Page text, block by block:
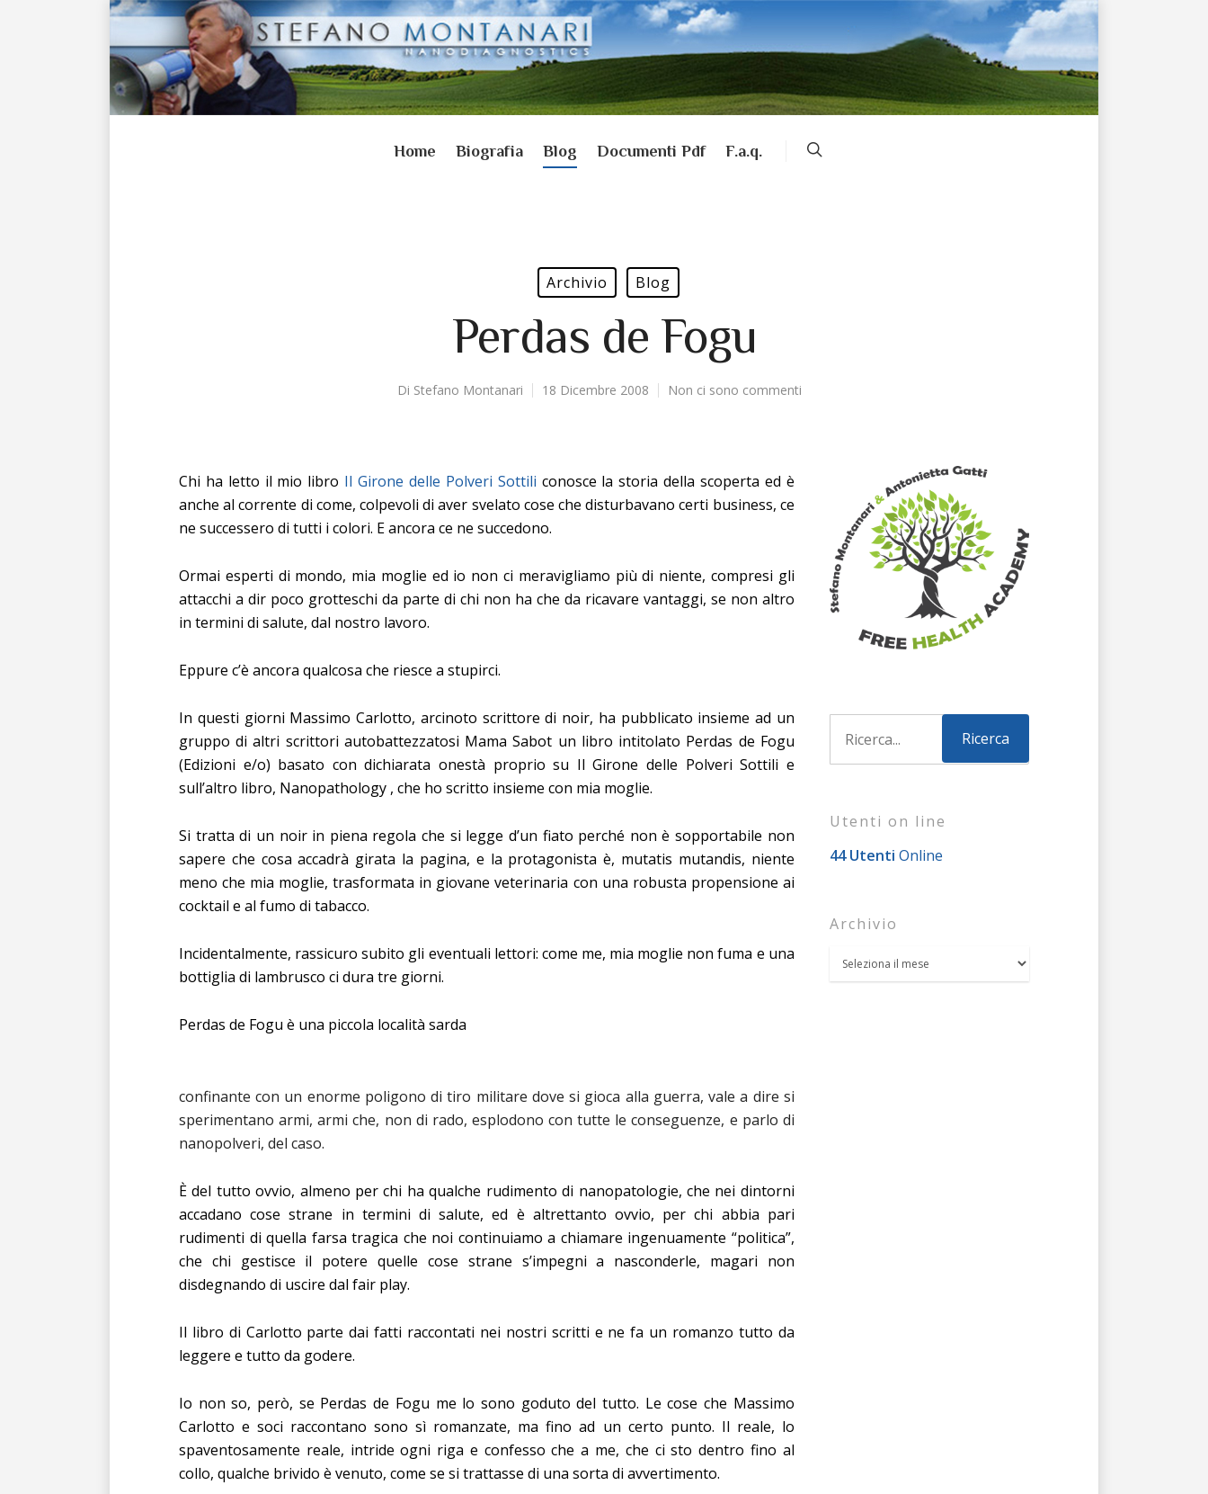
Home Biografia Blog Documenti Pdf F.a.q.
Archivio Blog
Perdas de Fogu
Di Stefano Montanari 18 Dicembre 2008 Non ci sono commenti
Chi ha letto il mio libro Il Girone delle Polveri Sottili conosce la storia della scoperta ed è
anche al corrente di come, colpevoli di aver svelato cose che disturbavano certi business, ce
ne successero di tutti i colori. E ancora ce ne succedono.
Ormai esperti di mondo, mia moglie ed io non ci meravigliamo più di niente, compresi gli
attacchi a dir poco grotteschi da parte di chi non ha che da ricavare vantaggi, se non altro
in termini di salute, dal nostro lavoro.
Eppure c’è ancora qualcosa che riesce a stupirci.
In questi giorni Massimo Carlotto, arcinoto scrittore di noir, ha pubblicato insieme ad un
gruppo di altri scrittori autobattezzatosi Mama Sabot un libro intitolato Perdas de Fogu
(Edizioni e/o) basato con dichiarata onestà proprio su Il Girone delle Polveri Sottili e
sull’altro libro, Nanopathology , che ho scritto insieme con mia moglie.
Si tratta di un noir in piena regola che si legge d’un fiato perché non è sopportabile non
sapere che cosa accadrà girata la pagina, e la protagonista è, mutatis mutandis, niente
meno che mia moglie, trasformata in giovane veterinaria con una robusta propensione ai
cocktail e al fumo di tabacco.
Incidentalmente, rassicuro subito gli eventuali lettori: come me, mia moglie non fuma e una
bottiglia di lambrusco ci dura tre giorni.
Perdas de Fogu è una piccola località sarda
confinante con un enorme poligono di tiro militare dove si gioca alla guerra, vale a dire si
sperimentano armi, armi che, non di rado, esplodono con tutte le conseguenze, e parlo di
nanopolveri, del caso.
È del tutto ovvio, almeno per chi ha qualche rudimento di nanopatologie, che nei dintorni
accadano cose strane in termini di salute, ed è altrettanto ovvio, per chi abbia pari
rudimenti di quella farsa tragica che noi continuiamo a chiamare ingenuamente “politica”,
che chi gestisce il potere quelle cose strane s’impegni a nasconderle, magari non
disdegnando di uscire dal fair play.
Il libro di Carlotto parte dai fatti raccontati nei nostri scritti e ne fa un romanzo tutto da
leggere e tutto da godere.
Io non so, però, se Perdas de Fogu me lo sono goduto del tutto. Le cose che Massimo
Carlotto e soci raccontano sono sì romanzate, ma fino ad un certo punto. Il reale, lo
spaventosamente reale, intride ogni riga e confesso che a me, che ci sto dentro fino al
collo, qualche brivido è venuto, come se si trattasse di una sorta di avvertimento.
Utenti on line
44 Utenti Online
Archivio